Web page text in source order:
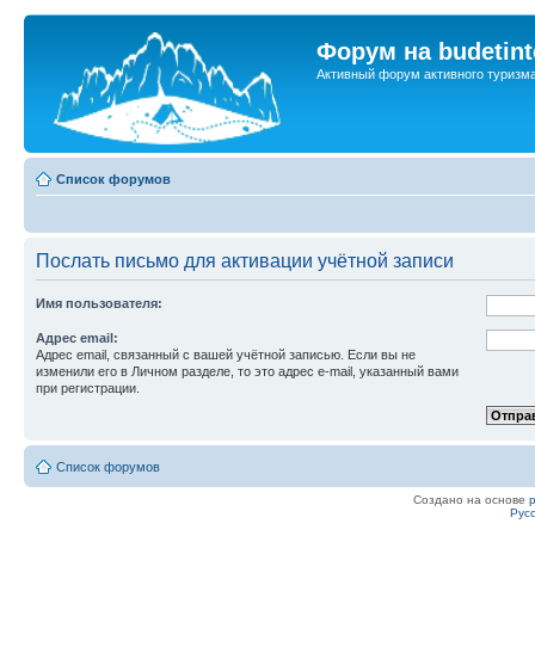
Форум на
Активный форум активного
Список форумов
Послать письмо для активации учётной записи
Имя пользователя:
Адрес email:
Адрес email, связанный с вашей учётной записью. Если вы не
изменили его в Личном разделе, то это адрес e-mail, указанный вами
при регистрации.
Список форумов
Создано на основе